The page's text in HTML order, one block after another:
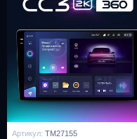
Артикул: TM27155